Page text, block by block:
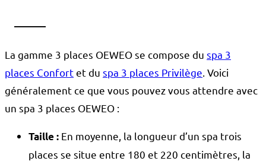
La gamme 3 places OEWEO se compose du spa 3
places Confortet du spa 3 places Privilège . Voici
généralement ce que vous pouvez vous attendre avec
un spa 3 places OEWEO :
Taille : En moyenne, la longueur d’un spa trois
places se situe entre 180 et 220 centimètres, la